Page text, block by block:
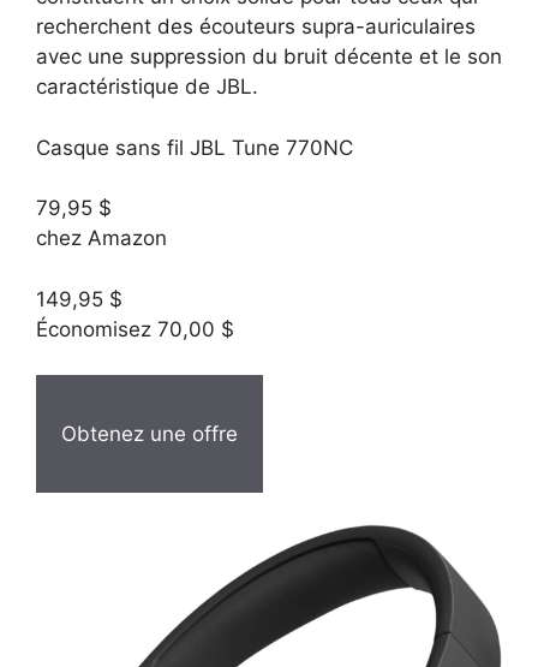
recherchent des écouteurs supra-auriculaires
avec une suppression du bruit décente et le son
caractéristique de JBL.
Casque sans fil JBL Tune 770NC
79,95 $
chez Amazon
149,95 $
Économisez 70,00 $
Obtenez une offre